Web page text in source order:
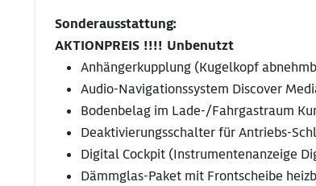
Sonderausstattung:
AKTIONPREIS !!!! Unbenutzt
Anhängerkupplung (Kugelkopf
Audio-Navigationssystem Discover
Bodenbelag im Lade-/Fahrgastraum
Deaktivierungsschalter für Antriebs-
Digital Cockpit (Instrumentenanzeige
Dämmglas-Paket mit Frontscheibe